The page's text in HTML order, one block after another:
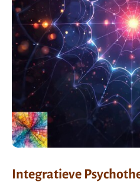
Integratieve